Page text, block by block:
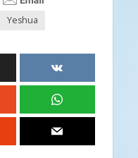
Yeshua